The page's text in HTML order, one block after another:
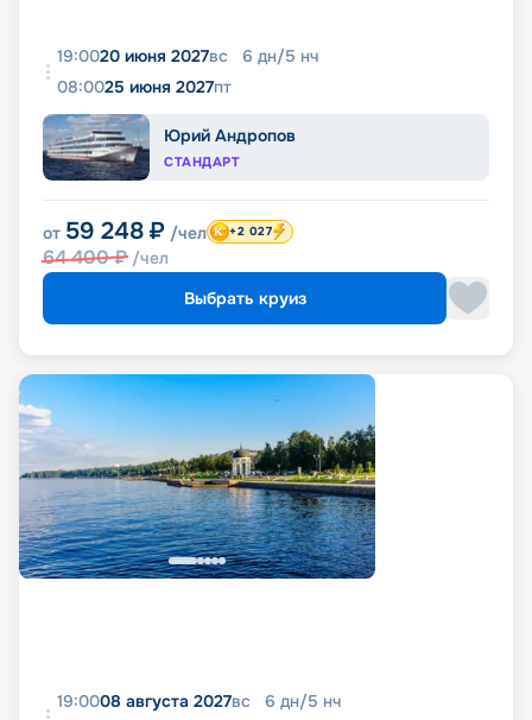
19:0020 июня 2027вс 6 дн/5 нч
08:0025 июня 2027пт
Юрий Андропов
СТАНДАРТ
от 59 248 ₽ /чел
64 400₽ /чел
+2 027
Выбрать круиз
19:0008 августа 2027вс 6 дн/5 нч